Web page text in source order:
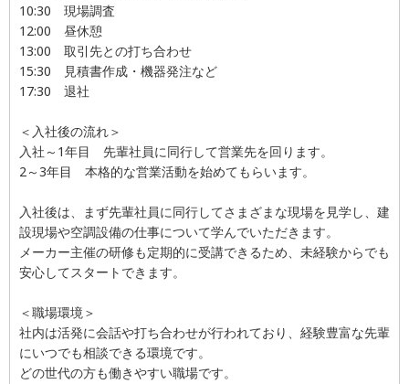
10:30 現場調査
12:00 昼休憩
13:00 取引先との打ち合わせ
15:30 見積書作成・機器発注など
17:30 退社
＜入社後の流れ＞
入社～1年目 先輩社員に同行して営業先を回ります。
2～3年目 本格的な営業活動を始めてもらいます。
入社後は、まず先輩社員に同行してさまざまな現場を見学し、建
設現場や空調設備の仕事について学んでいただきます。
メーカー主催の研修も定期的に受講できるため、未経験からでも
安心してスタートできます。
＜職場環境＞
社内は活発に会話や打ち合わせが行われており、経験豊富な先輩
にいつでも相談できる環境です。
どの世代の方も働きやすい職場です。